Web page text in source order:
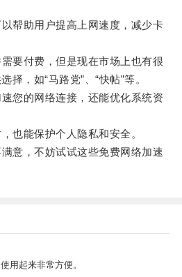
助用户提高上网速度，减少卡
付费，但是现在市场上也有很
择，如“马路党”、“快帖”等。
的网络连接，还能优化系统资
能保护个人隐私和安全。
，不妨试试这些免费网络加速
用起来非常方便。